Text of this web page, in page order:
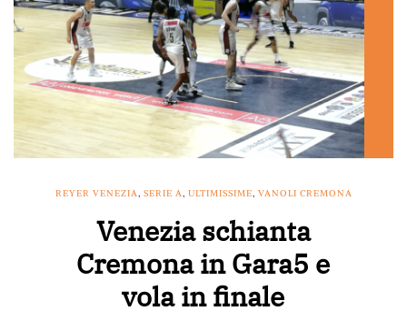
REYER VENEZIA, SERIE A, ULTIMISSIME, VANOLI CREMONA
Venezia schianta
Cremona in Gara5 e
vola in finale